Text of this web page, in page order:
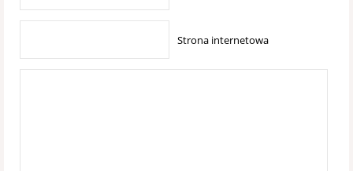
Strona internetowa